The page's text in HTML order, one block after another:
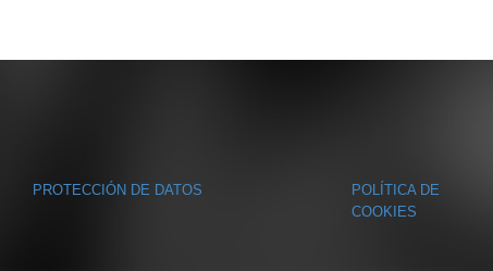
PROTECCIÓN DE DATOS
POLÍTICA DE
COOKIES